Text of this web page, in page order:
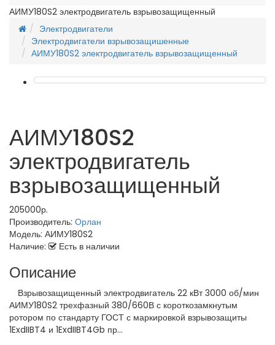
АИМУ180S2 электродвигатель взрывозащищенный
Электродвигатели
Электродвигатели взрывозащишенные
АИМУ180S2 электродвигатель взрывозащищенный
АИМУ180S2
электродвигатель
взрывозащищенный
205000р.
Производитель: Орлан
Модель: АИМУ180S2
Наличие:
Есть в наличии
Описание
Взрывозащищенный электродвигатель 22 кВт 3000 об/мин
АИМУ180S2 трехфазный 380/660В с короткозамкнутым
ротором по стандарту ГОСТ с маркировкой взрывозащиты
1ExdIIBT4 и 1ExdIIBT4Gb пр...